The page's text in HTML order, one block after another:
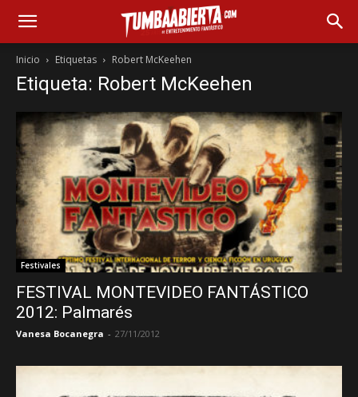
Inicio Etiquetas Robert McKeehen
Etiqueta: Robert McKeehen
Festivales
FESTIVAL MONTEVIDEO FANTÁSTICO
2012: Palmarés
Vanesa Bocanegra - 27/11/2012